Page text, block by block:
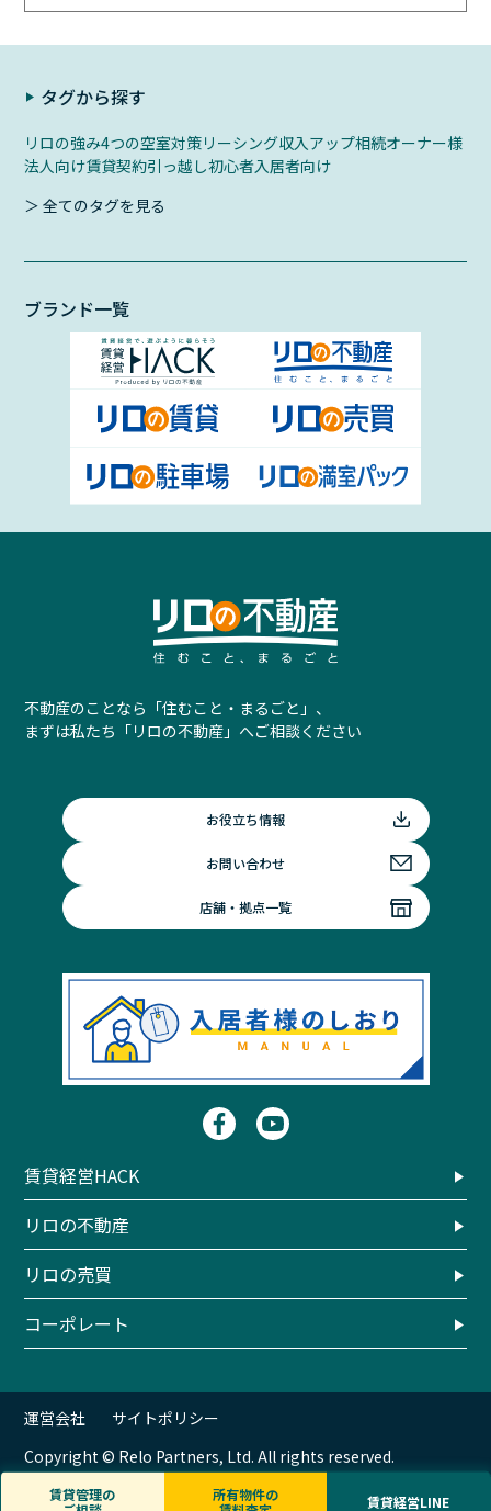
タグから探す
リロの強み4つの空室対策リーシング収入アップ相続オーナー様
法人向け賃貸契約引っ越し初心者入居者向け
＞ 全てのタグを見る
ブランド一覧
不動産のことなら「住むこと・まるごと」、
まずは私たち「リロの不動産」へご相談ください
お役立ち情報
お問い合わせ
店舗・拠点一覧
コーポレート
リロの不動産
賃貸経営HACK
リロの売買
Copyright © Relo Partners, Ltd. All rights reserved.
運営会社 サイトポリシー
賃貸管理の
所有物件の
賃貸経営LINE